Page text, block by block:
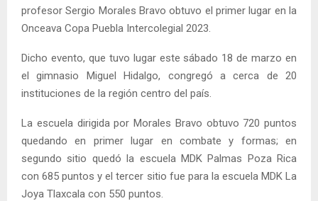
profesor Sergio Morales Bravo obtuvo el primer lugar en la
Onceava Copa Puebla Intercolegial 2023.
Dicho evento, que tuvo lugar este sábado 18 de marzo en
el gimnasio Miguel Hidalgo, congregó a cerca de 20
instituciones de la región centro del país.
La escuela dirigida por Morales Bravo obtuvo 720 puntos
quedando en primer lugar en combate y formas; en
segundo sitio quedó la escuela MDK Palmas Poza Rica
con 685 puntos y el tercer sitio fue para la escuela MDK La
Joya Tlaxcala con 550 puntos.